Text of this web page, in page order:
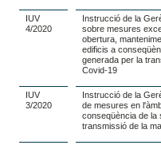
IUV
4/2020
Instrucció de la
sobre mesures
obertura,
edificis a
generada per la
Covid-19
IUV
3/2020
Instrucció de la
de mesures en
conseqüència de la
transmissió de la